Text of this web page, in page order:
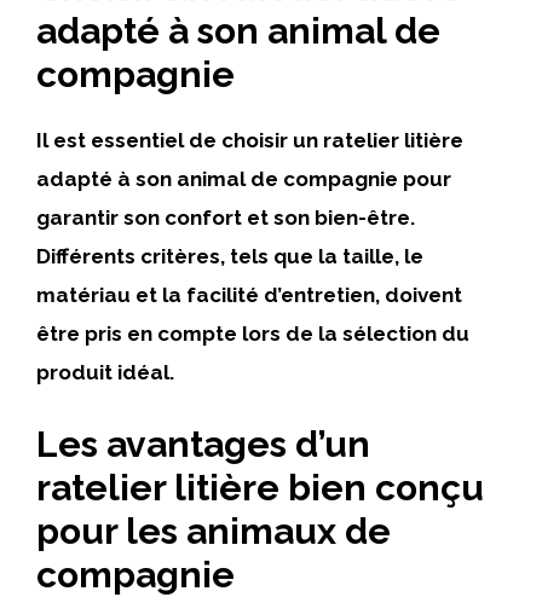
adapté à son animal de
compagnie
Il est essentiel de choisir un ratelier litière
adapté à son animal de compagnie pour
garantir son confort et son bien-être.
Différents critères, tels que la taille, le
matériau et la facilité d’entretien, doivent
être pris en compte lors de la sélection du
produit idéal.
Les avantages d’un
ratelier litière bien conçu
pour les animaux de
compagnie